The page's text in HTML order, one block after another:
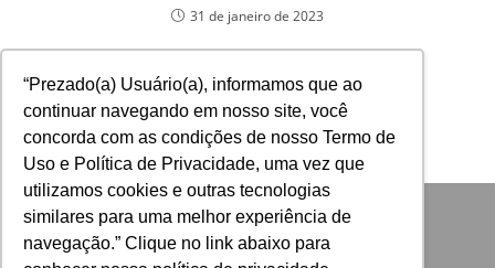
“Prezado(a) Usuário(a), informamos que ao
continuar navegando em nosso site, você
concorda com as condições de nosso Termo de
Uso e Política de Privacidade, uma vez que
utilizamos cookies e outras tecnologias
similares para uma melhor experiência de
navegação.” Clique no link abaixo para
31 de janeiro de 2023